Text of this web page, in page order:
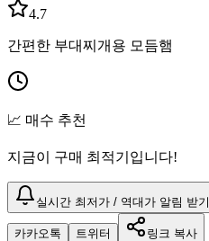
4.7
간편한 부대찌개용 모듬햄
📈 매수 추천
지금이 구매 최적기입니다!
실시간 최저가 / 역대가 알림 받기
카카오톡 트위터 링크 복사